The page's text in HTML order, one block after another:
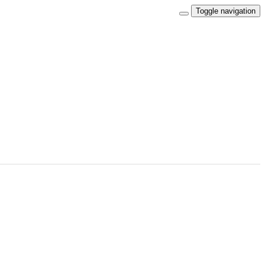
Toggle navigation